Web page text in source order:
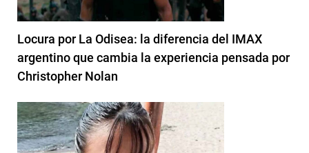
Locura por La Odisea: la diferencia del IMAX
argentino que cambia la experiencia pensada por
Christopher Nolan